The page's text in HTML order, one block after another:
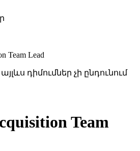
Team Lead
դիմումներ չի ընդունում
Team